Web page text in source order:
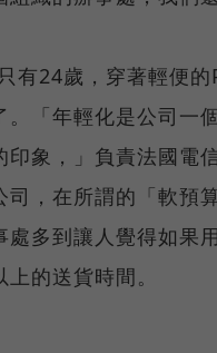
有24歲，穿著輕便
「年輕化是公司一
印象，」負責法國
，在所謂的「軟預
多到讓人覺得如果
的送貨時間。